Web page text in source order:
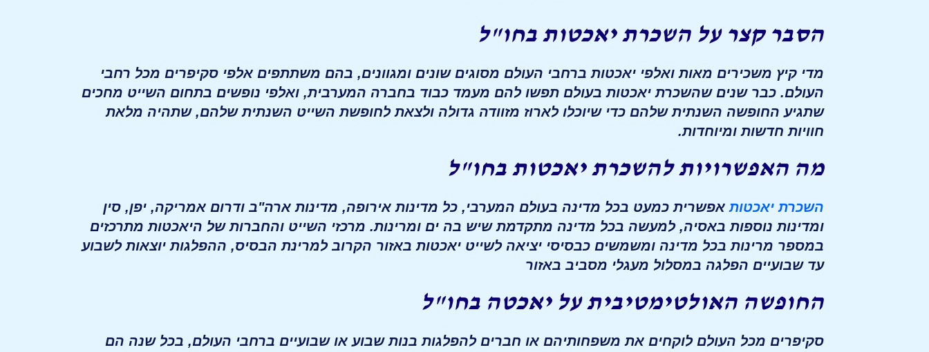
הסבר קצר על השכרת יאכטות בחו"ל
מדי קיץ משכירים מאות ואלפי יאכטות ברחבי העולם מסוגים שונים ומגוונים, בהם משתתפים אלפי סקיפרים מכל רחבי
העולם. כבר שנים שהשכרת יאכטות בעולם תפשו להם מעמד כבוד בחברה המערבית, ואלפי נופשים בתחום השייט מחכים
שתגיע החופשה השנתית שלהם כדי שיוכלו לארוז מזוודה גדולה ולצאת לחופשת השייט השנתית שלהם, שתהיה מלאת
חוויות חדשות ומיוחדות.
מה האפשרויות להשכרת יאכטות בחו"ל
השכרת יאכטותאפשרית כמעט בכל מדינה בעולם המערבי, כל מדינות אירופה, מדינות ארה"ב ודרום אמריקה, יפן, סין
ומדינות נוספות באסיה, למעשה בכל מדינה מתקדמת שיש בה ים ומרינות. מרכזי השייט והחברות של היאכטות מתרכזים
במספר מרינות בכל מדינה ומשמשים כבסיסי יציאה לשייט יאכטות באזור הקרוב למרינת הבסיס, ההפלגות יוצאות לשבוע
עד שבועיים הפלגה במסלול מעגלי מסביב באזור
החופשה האולטימטיבית על יאכטה בחו"ל
סקיפרים מכל העולם לוקחים את משפחותיהם או חברים להפלגות בנות שבוע או שבועיים ברחבי העולם, בכל שנה הם